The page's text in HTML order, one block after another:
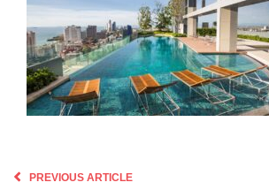
PREVIOUS ARTICLE